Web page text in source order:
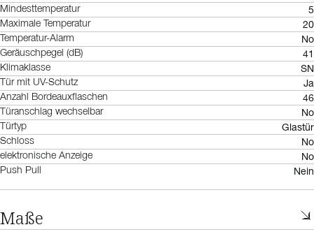
Mindesttemperatur 5
Maximale Temperatur 20
Temperatur-Alarm No
Geräuschpegel (dB) 41
Klimaklasse SN
Tür mit UV-Schutz Ja
Anzahl Bordeauxflaschen 46
Türanschlag wechselbar No
Türtyp Glastür
Schloss No
elektronische Anzeige No
Push Pull Nein
Maße